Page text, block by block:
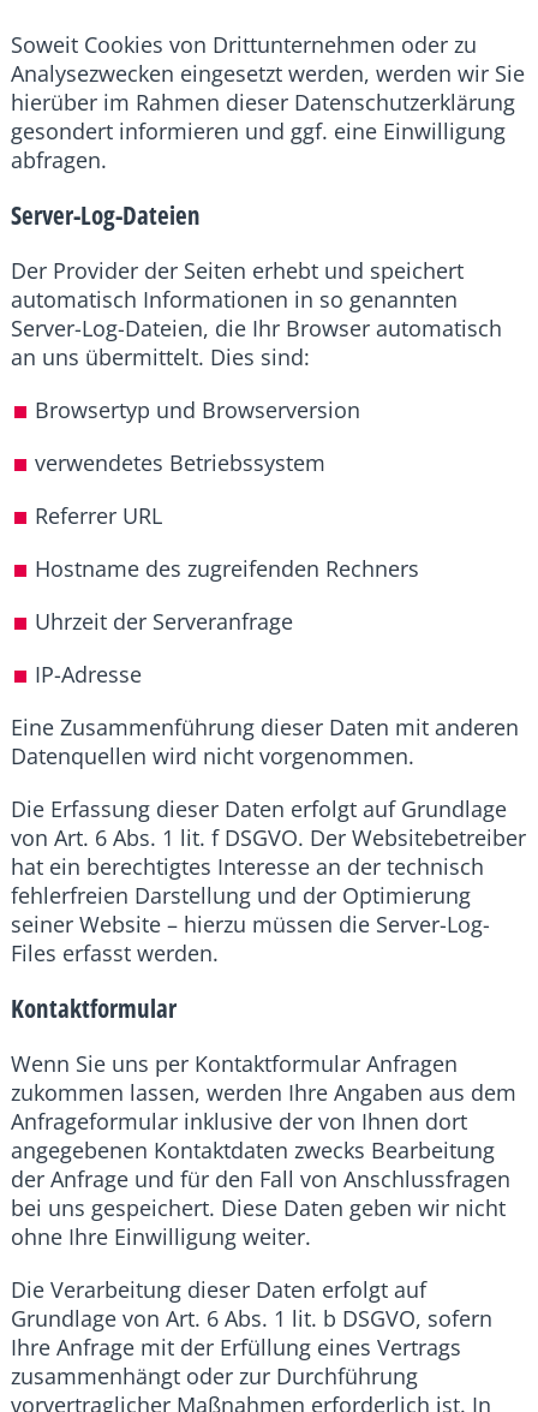
Soweit Cookies von Drittunternehmen oder zu
Analysezwecken eingesetzt werden, werden wir Sie
hierüber im Rahmen dieser Datenschutzerklärung
gesondert informieren und ggf. eine Einwilligung
abfragen.
Server-Log-Dateien
Der Provider der Seiten erhebt und speichert
automatisch Informationen in so genannten
Server-Log-Dateien, die Ihr Browser automatisch
an uns übermittelt. Dies sind:
Browsertyp und Browserversion
verwendetes Betriebssystem
Referrer URL
Hostname des zugreifenden Rechners
Uhrzeit der Serveranfrage
IP-Adresse
Eine Zusammenführung dieser Daten mit anderen
Datenquellen wird nicht vorgenommen.
Die Erfassung dieser Daten erfolgt auf Grundlage
von Art. 6 Abs. 1 lit. f DSGVO. Der Websitebetreiber
hat ein berechtigtes Interesse an der technisch
fehlerfreien Darstellung und der Optimierung
seiner Website – hierzu müssen die Server-Log-
Files erfasst werden.
Kontaktformular
Wenn Sie uns per Kontaktformular Anfragen
zukommen lassen, werden Ihre Angaben aus dem
Anfrageformular inklusive der von Ihnen dort
angegebenen Kontaktdaten zwecks Bearbeitung
der Anfrage und für den Fall von Anschlussfragen
bei uns gespeichert. Diese Daten geben wir nicht
ohne Ihre Einwilligung weiter.
Die Verarbeitung dieser Daten erfolgt auf
Grundlage von Art. 6 Abs. 1 lit. b DSGVO, sofern
Ihre Anfrage mit der Erfüllung eines Vertrags
zusammenhängt oder zur Durchführung
vorvertraglicher Maßnahmen erforderlich ist. In